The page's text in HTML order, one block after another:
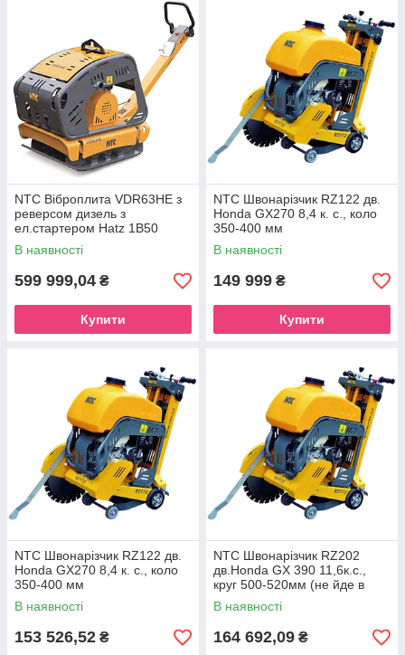
NTC Віброплита VDR63НE з
реверсом дизель з
ел.стартером Hatz 1B50
10,5к.с. 440кг. розмір плити
700*895мм
В наявності
599 999,04 ₴
Купити
NTC Швонарізчик RZ122 дв.
Honda GX270 8,4 к. с., коло
350-400 мм
В наявності
149 999 ₴
Купити
NTC Швонарізчик RZ122 дв.
Honda GX270 8,4 к. с., коло
350-400 мм
В наявності
153 526,52 ₴
NTC Швонарізчик RZ202
дв.Honda GX 390 11,6к.с.,
круг 500-520мм (не йде в
комплекті), гл. різу 20см
В наявності
164 692,09 ₴